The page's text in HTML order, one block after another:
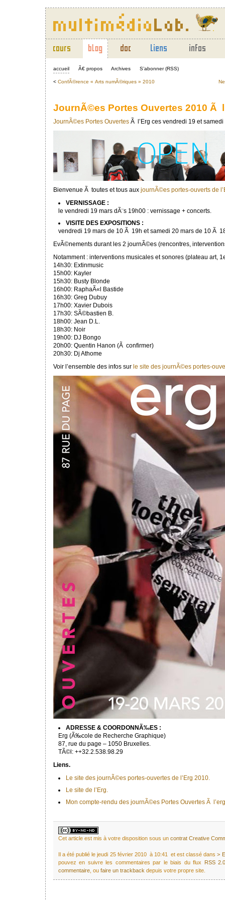
accueil Ã€ propos Archives S’abonner (RSS)
< ConfÃ©rence « Arts numÃ©riques » 2010
JournÃ©es Portes Ouvertes 2010 Ã
JournÃ©es Portes Ouvertes Ã l’Erg ces vendredi 19 et
Bienvenue Ã toutes et tous aux journÃ©es portes-ouverts de
VERNISSAGE :
le vendredi 19 mars dÃ¨s 19h00 : vernissage + concerts.
VISITE DES EXPOSITIONS :
vendredi 19 mars de 10 Ã 19h et samedi 20 mars de 10 Ã
EvÃ©nements durant les 2 journÃ©es (rencontres,
Notamment : interventions musicales et sonores (plateau art,
14h30: Extinmusic
15h00: Kayler
15h30: Busty Blonde
16h00: RaphaÃ«l Bastide
16h30: Greg Dubuy
17h00: Xavier Dubois
17h30: SÃ©bastien B.
18h00: Jean D.L.
18h30: Noir
19h00: DJ Bongo
20h00: Quentin Hanon (Ã confirmer)
20h30: Dj Athome
Voir l’ensemble des infos sur le site des journÃ©es portes-
ADRESSE & COORDONNÃ‰ES :
Erg (Ã‰cole de Recherche Graphique)
87, rue du page – 1050 Bruxelles.
TÃ©l: ++32.2.538.98.29
Liens.
Le site des journÃ©es portes-ouvertes de l’Erg 2010.
Le site de l’Erg.
Mon compte-rendu des journÃ©es Portes Ouvertes Ã
Cet article est mis à votre disposition sous un contrat Creative
Il a été publié le jeudi 25 février 2010 à 10:41 et est classé dans>
pouvez en suivre les commentaires par le biais du flux
RSS
commentaire , ou faire un trackback depuis votre propre site.